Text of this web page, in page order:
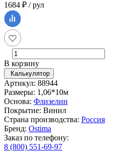
1684 ₽ / рул
В корзину
Калькулятор
Артикул: 88944
Размеры: 1,06*10м
Основа: Флизелин
Покрытие: Винил
Страна производства: Россия
Бренд: Ostima
Заказ по телефону:
8 (800) 551-69-97